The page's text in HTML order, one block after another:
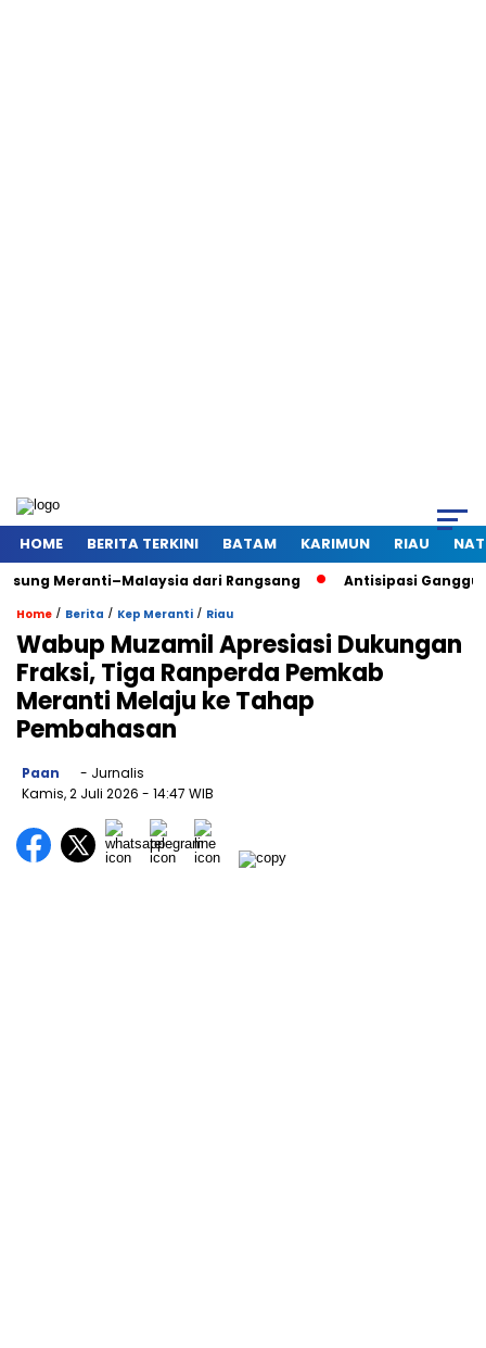
HOME BERITA TERKINI BATAM KARIMUN RIAU
dari Rangsang Antisipasi Gangguan
Home / Berita / Kep Meranti / Riau
Wabup Muzamil Apresiasi Dukungan
Fraksi, Tiga Ranperda Pemkab
Meranti Melaju ke Tahap
Pembahasan
Paan
- Jurnalis
Kamis, 2 Juli 2026 - 14:47 WIB